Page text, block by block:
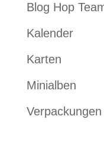
Blog Hop
Kalender
Karten
Minialben
Verpackungen